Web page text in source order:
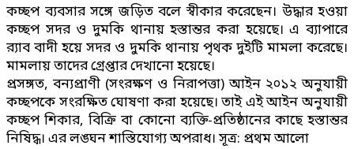
কচ্ছপ ব্যবসার সঙ্গে জড়িত বলে স্বীকার করেছেন। উদ্ধার হওয়া
কচ্ছপ সদর ও দুমকি থানায় হস্তান্তর করা হয়েছে। এ ব্যাপারে
র‌্যাব বাদী হয়ে সদর ও দুমকি থানায় পৃথক দুইটি মামলা করেছে।
মামলায় তাদের গ্রেপ্তার দেখানো হয়েছে।
প্রসঙ্গত, বন্যপ্রাণী (সংরক্ষণ ও নিরাপত্তা) আইন ২০১২ অনুযায়ী
কচ্ছপকে সংরক্ষিত ঘোষণা করা হয়েছে। তাই এই আইন অনুযায়ী
কচ্ছপ শিকার, বিক্রি বা কোনো ব্যক্তি-প্রতিষ্ঠানের কাছে হস্তান্তর
নিষিদ্ধ। এর লঙ্ঘন শাস্তিযোগ্য অপরাধ। সূত্র: প্রথম আলো